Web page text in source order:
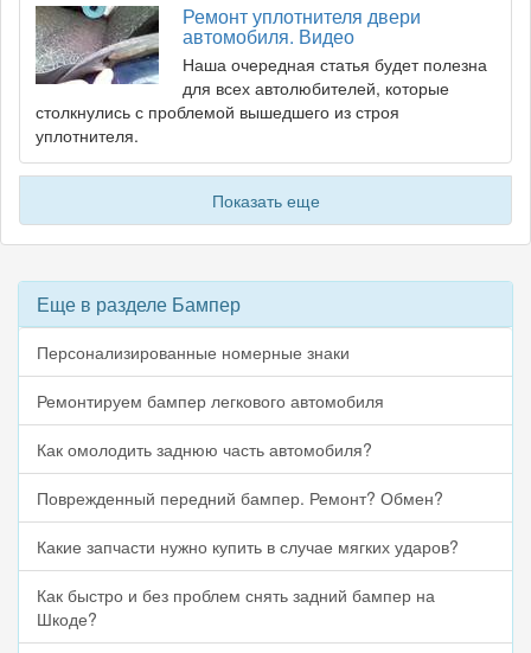
Ремонт уплотнителя двери
автомобиля. Видео
Наша очередная статья будет полезна
для всех автолюбителей, которые
столкнулись с проблемой вышедшего из строя
уплотнителя.
Показать еще
Еще в разделе Бампер
Персонализированные номерные знаки
Ремонтируем бампер легкового автомобиля
Как омолодить заднюю часть автомобиля?
Поврежденный передний бампер. Ремонт? Обмен?
Какие запчасти нужно купить в случае мягких ударов?
Как быстро и без проблем снять задний бампер на
Шкоде?